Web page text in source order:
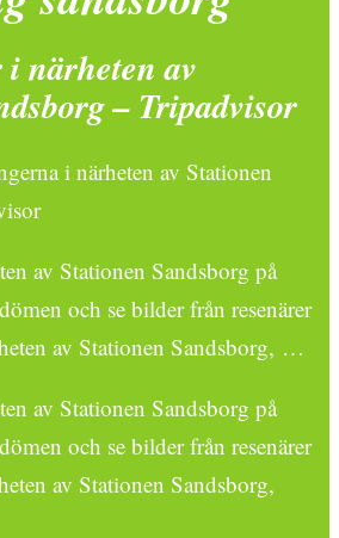
i närheten av
– Tripadvisor
i närheten av Stationen
av Stationen Sandsborg på
och se bilder från resenärer
av Stationen Sandsborg, …
av Stationen Sandsborg på
och se bilder från resenärer
av Stationen Sandsborg,